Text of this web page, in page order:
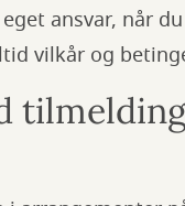
ansvar, når
vilkår og